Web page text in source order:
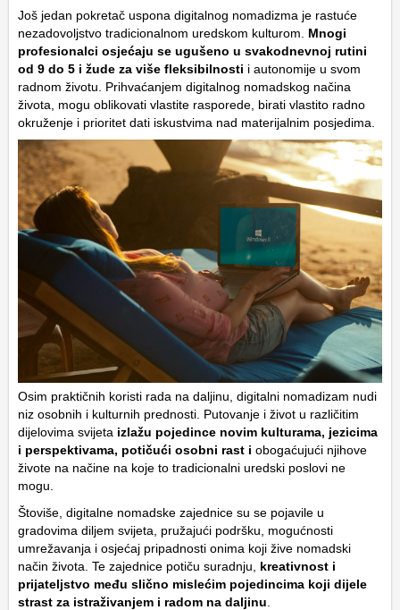
Još jedan pokretač uspona digitalnog nomadizma je rastuće
nezadovoljstvo tradicionalnom uredskom kulturom. Mnogi
profesionalci osjećaju se ugušeno u svakodnevnoj rutini
od 9 do 5 i žude za više fleksibilnosti i autonomije u svom
radnom životu. Prihvaćanjem digitalnog nomadskog načina
života, mogu oblikovati vlastite rasporede, birati vlastito radno
okruženje i prioritet dati iskustvima nad materijalnim posjedima.
Osim praktičnih koristi rada na daljinu, digitalni nomadizam nudi
niz osobnih i kulturnih prednosti. Putovanje i život u različitim
dijelovima svijeta izlažu pojedince novim kulturama, jezicima
i perspektivama, potičući osobni rast i obogaćujući njihove
živote na načine na koje to tradicionalni uredski poslovi ne
mogu.
Štoviše, digitalne nomadske zajednice su se pojavile u
gradovima diljem svijeta, pružajući podršku, mogućnosti
umrežavanja i osjećaj pripadnosti onima koji žive nomadski
način života. Te zajednice potiču suradnju, kreativnost i
prijateljstvo među slično mislećim pojedincima koji dijele
strast za istraživanjem i radom na daljinu